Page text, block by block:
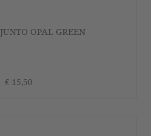
OPAL GREEN
€ 15,50